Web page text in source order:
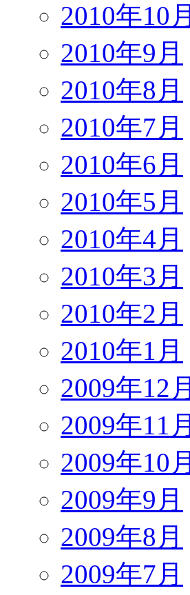
2010年10月
2010年9月
2010年8月
2010年7月
2010年6月
2010年5月
2010年4月
2010年3月
2010年2月
2010年1月
2009年12月
2009年11月
2009年10月
2009年9月
2009年8月
2009年7月